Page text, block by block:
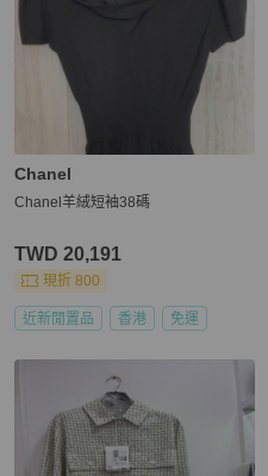
Chanel
Chanel羊絨短袖38碼
TWD 20,191
現折 800
近新閒置品 香港 免運